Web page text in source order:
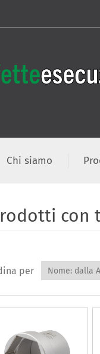
Chi siamo
con
per